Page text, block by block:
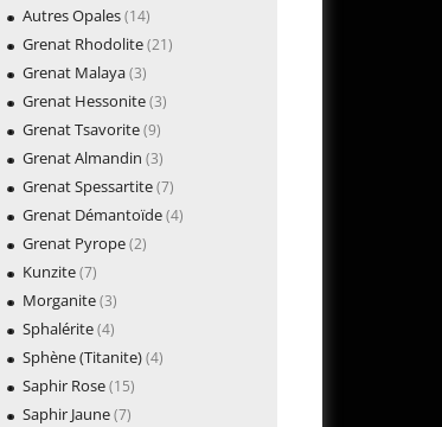
Autres Opales(14)
Grenat Rhodolite(21)
Grenat Malaya(3)
Grenat Hessonite(3)
Grenat Tsavorite(9)
Grenat Almandin (3)
Grenat Spessartite(7)
Grenat Démantoïde(4)
Grenat Pyrope(2)
Kunzite(7)
Morganite(3)
Sphalérite(4)
Sphène (Titanite)(4)
Saphir Rose(15)
Saphir Jaune(7)